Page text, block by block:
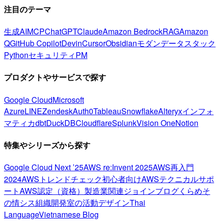
注目のテーマ
生成AIMCPChatGPTClaudeAmazon BedrockRAGAmazon
QGitHub CopilotDevinCursorObsidianモダンデータスタック
PythonセキュリティPM
プロダクトやサービスで探す
Google CloudMicrosoft
AzureLINEZendeskAuth0TableauSnowflakeAlteryxインフォ
マティカdbtDuckDBCloudflareSplunkVision OneNotion
特集やシリーズから探す
Google Cloud Next ’25AWS re:Invent 2025AWS再入門
2024AWSトレンドチェック初心者向けAWSテクニカルサポ
ートAWS認定（資格） 製造業関連ジョインブログくらめそ
の情シス組織開発室の活動デザインThai
LanguageVietnamese Blog